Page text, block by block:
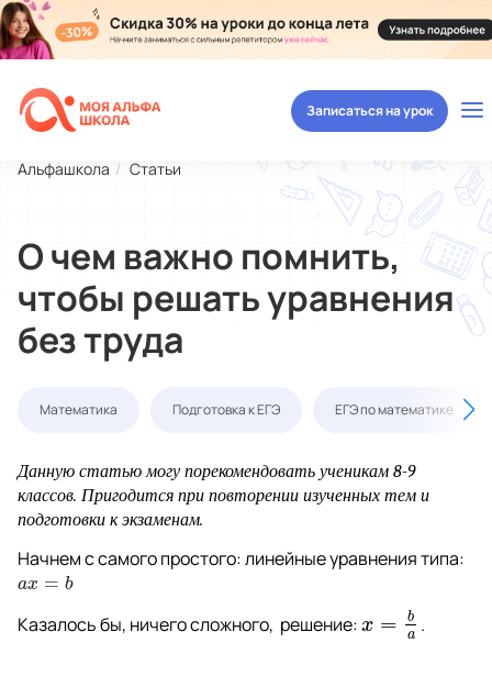
Записаться на урок
Альфашкола Статьи
О чем важно помнить,
чтобы решать уравнения
без труда
Математика Подготовка к ЕГЭ ЕГЭ по математике
Данную статью могу порекомендовать ученикам 8-9
классов. Пригодится при повторении изученных тем и
подготовки к экзаменам.
Начнем с самого простого: линейные уравнения типа:
ax = b
ax=b
Казалось бы, ничего сложного,  решение: x =
b
a
x=ba .